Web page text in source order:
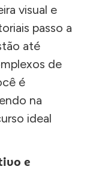
visual e
passo a
até
de
é
na
ideal
e